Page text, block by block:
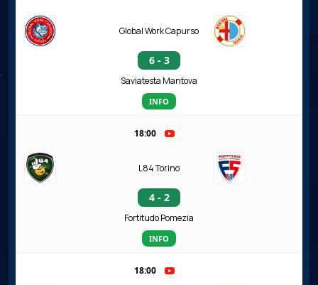
Global Work Capurso
6 - 3
Saviatesta Mantova
INFO
18:00
L84 Torino
4 - 2
Fortitudo Pomezia
INFO
18:00